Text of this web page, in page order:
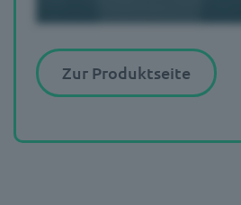
Zur Produktseite